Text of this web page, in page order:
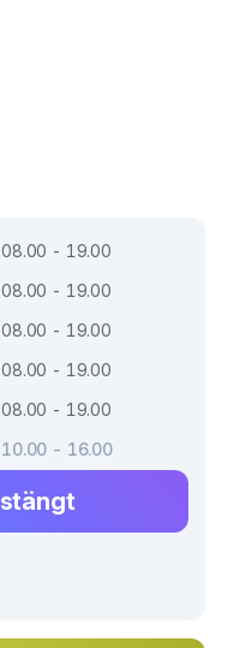
08.00 - 19.00
08.00 - 19.00
08.00 - 19.00
08.00 - 19.00
08.00 - 19.00
10.00 - 16.00
stängt